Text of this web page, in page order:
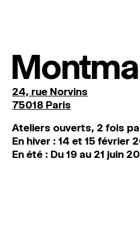
24, rue Norvins
75018 Paris
Ateliers ouverts, 2 fois
En hiver : 14 et 15 février
En été : Du 19 au 21 juin